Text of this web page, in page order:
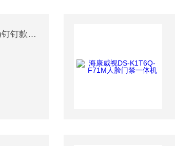
海康DS-K1T331W(D)钉钉款人脸门禁一体机